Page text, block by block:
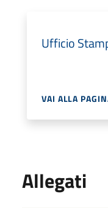
Ufficio
VAI ALLA
Allegati